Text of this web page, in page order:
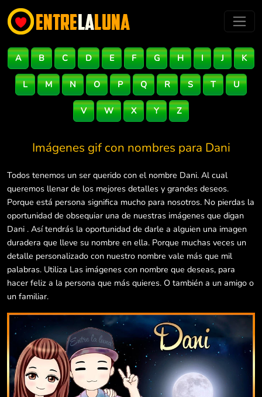
A B C D E F G H I J K
L M N O P Q R S T U
V W X Y Z
Imágenes gif con nombres para Dani
Todos tenemos un ser querido con el nombre Dani. Al cual
queremos llenar de los mejores detalles y grandes deseos.
Porque está persona significa mucho para nosotros. No pierdas la
oportunidad de obsequiar una de nuestras imágenes que digan
Dani . Así tendrás la oportunidad de darle a alguien una imagen
duradera que lleve su nombre en ella. Porque muchas veces un
detalle personalizado con nuestro nombre vale más que mil
palabras. Utiliza Las imágenes con nombre que deseas, para
hacer feliz a la persona que más quieres. O también a un amigo o
un familiar.